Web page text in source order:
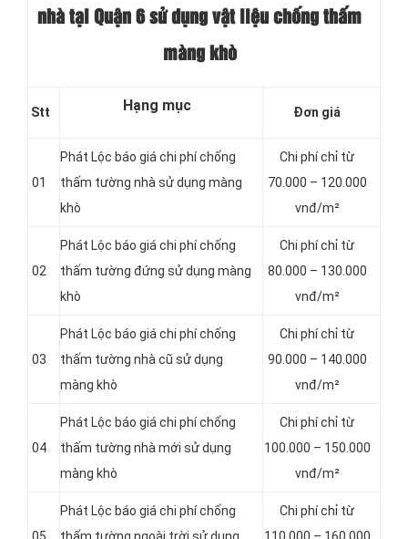
nhà tại Quận 6 sử dụng vật liệu chống thấm
màng khò
Stt Hạng mục Đơn giá
01
Phát Lộc báo giá chi phí chống
thấm tường nhà sử dụng màng
khò
Chi phí chỉ từ
70.000 – 120.000
vnđ/m²
02
Phát Lộc báo giá chi phí chống
thấm tường đứng sử dụng màng
khò
Chi phí chỉ từ
80.000 – 130.000
vnđ/m²
03
Phát Lộc báo giá chi phí chống
thấm tường nhà cũ sử dụng
màng khò
Chi phí chỉ từ
90.000 – 140.000
vnđ/m²
04
Phát Lộc báo giá chi phí chống
thấm tường nhà mới sử dụng
màng khò
Chi phí chỉ từ
100.000 – 150.000
vnđ/m²
Phát Lộc báo giá chi phí chống
Chi phí chỉ từ